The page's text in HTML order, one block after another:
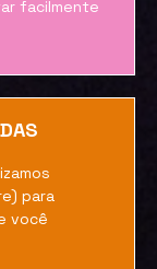
facilmente
para
você